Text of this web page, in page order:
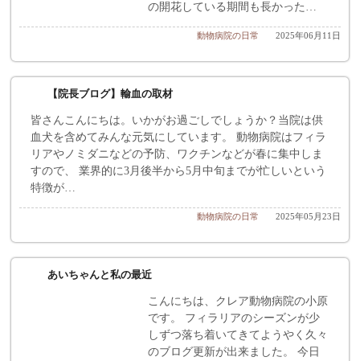
の開花している期間も長かった…
2025年06月11日
動物病院の日常
【院長ブログ】輸血の取材
皆さんこんにちは。いかがお過ごしでしょうか？当院は供
血犬を含めてみんな元気にしています。 動物病院はフィラ
リアやノミダニなどの予防、ワクチンなどが春に集中しま
すので、 業界的に3月後半から5月中旬までが忙しいという
特徴が…
2025年05月23日
動物病院の日常
あいちゃんと私の最近
こんにちは、クレア動物病院の小原
です。 フィラリアのシーズンが少
しずつ落ち着いてきてようやく久々
のブログ更新が出来ました。 今日